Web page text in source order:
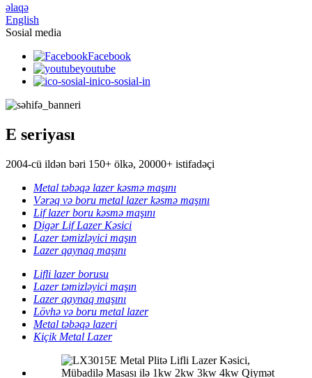
əlaqə
English
Sosial media
Facebook
youtube
ico-sosial-in
E seriyası
2004-cü ildən bəri 150+ ölkə, 20000+ istifadəçi
Metal təbəqə lazer kəsmə maşını
Vərəq və boru metal lazer kəsmə maşını
Lif lazer boru kəsmə maşını
Digər Lif Lazer Kəsici
Lazer təmizləyici maşın
Lazer qaynaq maşını
Lifli lazer borusu
Lazer təmizləyici maşın
Lazer qaynaq maşını
Lövhə və boru metal lazer
Metal təbəqə lazeri
Kiçik Metal Lazer